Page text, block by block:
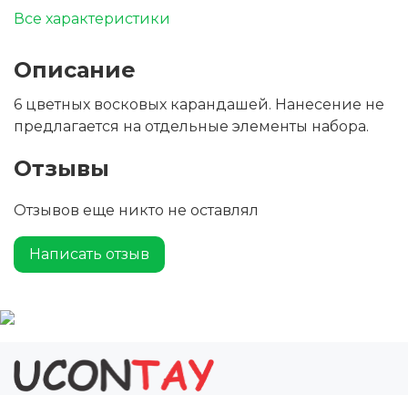
Все характеристики
Описание
6 цветных восковых карандашей. Нанесение не
предлагается на отдельные элементы набора.
Отзывы
Отзывов еще никто не оставлял
Написать отзыв